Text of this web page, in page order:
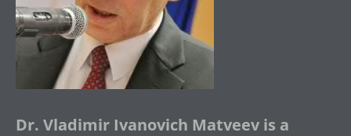
Dr. Vladimir Ivanovich Matveev is a